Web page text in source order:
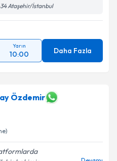
Ataşehir/İstanbul
Yarın
10:00 Daha Fazla
Özdemir